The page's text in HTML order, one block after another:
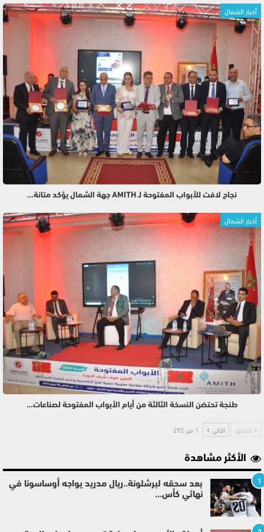
أخبار الشمال
نجاح لافت للأبواب المفتوحة لـ AMITH جهة الشمال يؤكد متانة…
أخبار الشمال
طنجة تحتضن النسخة الثالثة من أيام الأبواب المفتوحة لصناعات…
السابق التالي 1 من 292
الأكثر مشاهدة
1
بعد سحقه لبرشلونة..ريال مدريد يواجه أوساسونا في
نهائي كأس…